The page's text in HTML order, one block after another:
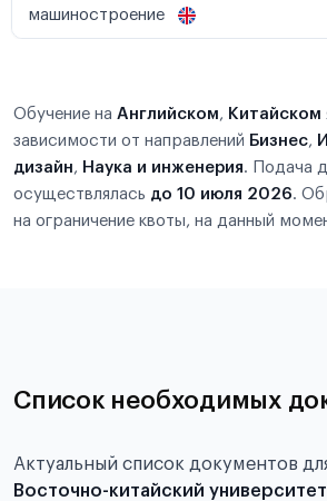
машиностроение
Обучение на Английском, Китайском
зависимости от направлений Бизнес,
дизайн, Наука и инженерия. Подача
осуществлялась до 10 июля 2026.
на ограничение квоты, на данный
Список необходимых
Актуальный список документов
Восточно-китайский